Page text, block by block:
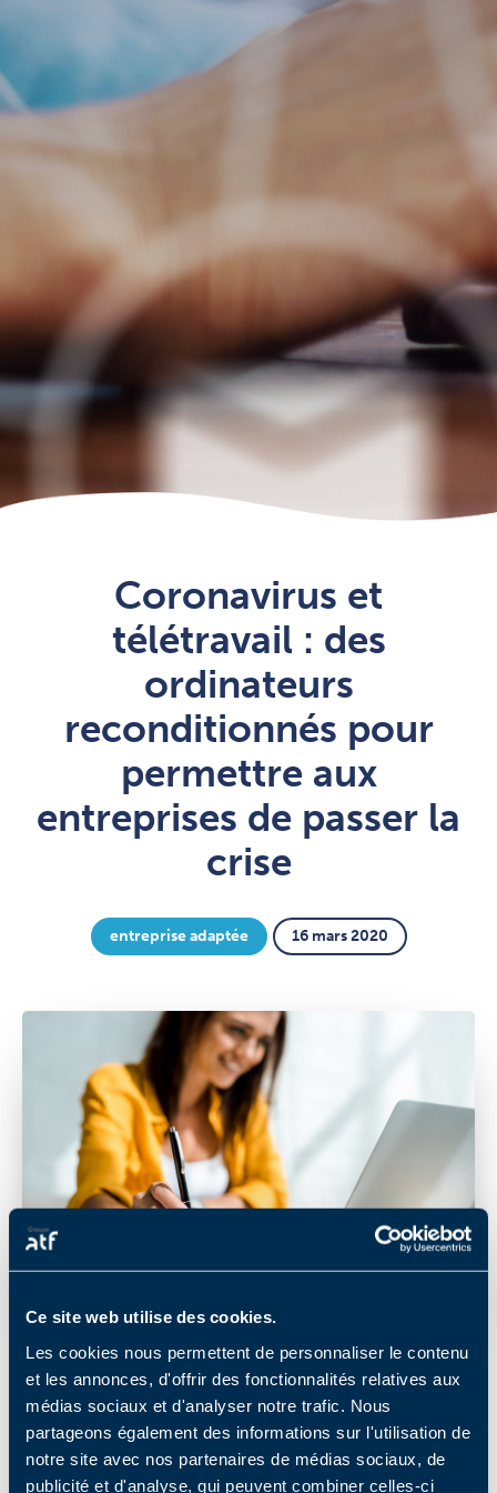
Ce site web utilise des cookies.
Les cookies nous permettent de personnaliser le contenu
et les annonces, d'offrir des fonctionnalités relatives aux
médias sociaux et d'analyser notre trafic. Nous
partageons également des informations sur l'utilisation de
notre site avec nos partenaires de médias sociaux, de
publicité et d'analyse, qui peuvent combiner celles-ci
Coronavirus et
télétravail : des
ordinateurs
reconditionnés pour
permettre aux
entreprises de passer la
crise
entreprise adaptée 16 mars 2020
Le Groupe ATF, spécialiste du rachat et du
réemploi de parcs de matériels
informatiques professionnels, met à la
disposition des entreprises des ordinateurs